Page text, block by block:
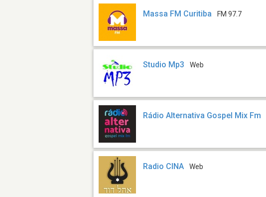
Massa FM Curitiba FM 97.7
Studio Mp3 Web
Rádio Alternativa Gospel Mix Fm
Radio CINA Web